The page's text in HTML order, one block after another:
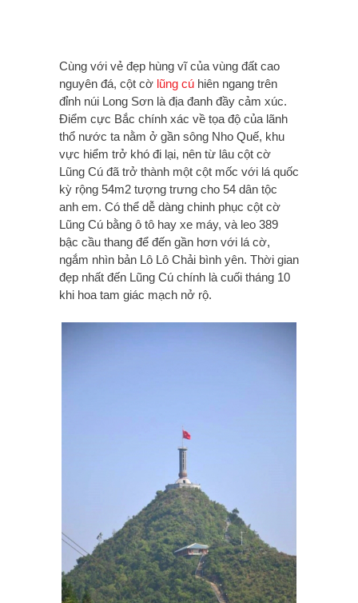
Cùng với vẻ đẹp hùng vĩ của vùng đất cao
nguyên đá, cột cờ lũng cú hiên ngang trên
đỉnh núi Long Sơn là địa đanh đầy cảm xúc.
Điểm cực Bắc chính xác về tọa độ của lãnh
thổ nước ta nằm ở gần sông Nho Quế, khu
vực hiểm trở khó đi lại, nên từ lâu cột cờ
Lũng Cú đã trở thành một cột mốc với lá quốc
kỳ rộng 54m2 tượng trưng cho 54 dân tộc
anh em. Có thể dễ dàng chinh phục cột cờ
Lũng Cú bằng ô tô hay xe máy, và leo 389
bậc cầu thang để đến gần hơn với lá cờ,
ngắm nhìn bản Lô Lô Chải bình yên. Thời gian
đẹp nhất đến Lũng Cú chính là cuối tháng 10
khi hoa tam giác mạch nở rộ.